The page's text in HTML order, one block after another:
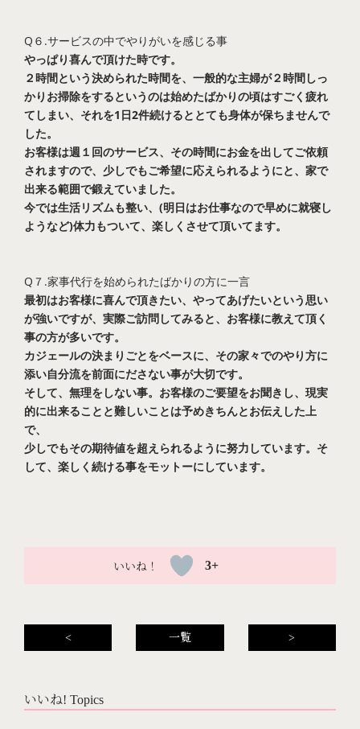
Q６.サービスの中でやりがいを感じる事
やっぱり喜んで頂けた時です。
２時間という決められた時間を、一般的な主婦が２時間しっ
かりお掃除をするというのは始めたばかりの頃はすごく疲れ
てしまい、それを1日2件続けるととても身体が保ちませんで
した。
お客様は週１回のサービス、その時間にお金を出してご依頼
されますので、少しでもご希望に応えられるようにと、家で
出来る範囲で鍛えていました。
今では生活リズムも整い、(明日はお仕事なので早めに就寝し
ようなど)体力もついて、楽しくさせて頂いてます。
Q７.家事代行を始められたばかりの方に一言
最初はお客様に喜んで頂きたい、やってあげたいという思い
が強いですが、実際ご訪問してみると、お客様に教えて頂く
事の方が多いです。
カジェールの決まりごとをベースに、その家々でのやり方に
添い自分流を前面にださない事が大切です。
そして、無理をしない事。お客様のご要望をお聞きし、現実
的に出来ることと難しいことは予めきちんとお伝えした上
で、
少しでもその期待値を超えられるように努力しています。そ
して、楽しく続ける事をモットーにしています。
3+
< 一覧 >
いいね! Topics